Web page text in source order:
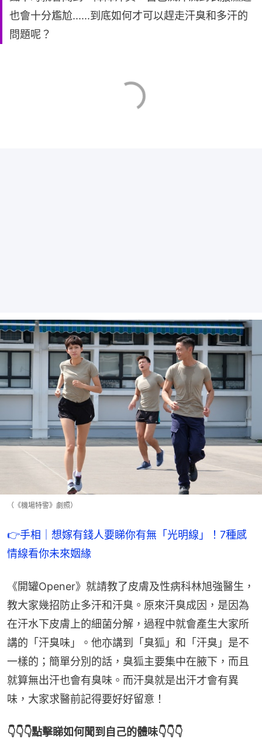
也會十分尷尬......到底如何才可以趕走汗臭和多汗的
問題呢？
（《機場特警》劇照）
👉手相｜想嫁有錢人要睇你有無「光明線」！7種感
情線看你未來姻緣
《開罐Opener》就請教了皮膚及性病科林旭強醫生，
教大家幾招防止多汗和汗臭。原來汗臭成因，是因為
在汗水下皮膚上的細菌分解，過程中就會產生大家所
講的「汗臭味」。他亦講到「臭狐」和「汗臭」是不
一樣的；簡單分別的話，臭狐主要集中在腋下，而且
就算無出汗也會有臭味。而汗臭就是出汗才會有異
味，大家求醫前記得要好好留意！
👇👇👇點擊睇如何聞到自己的體味👇👇👇